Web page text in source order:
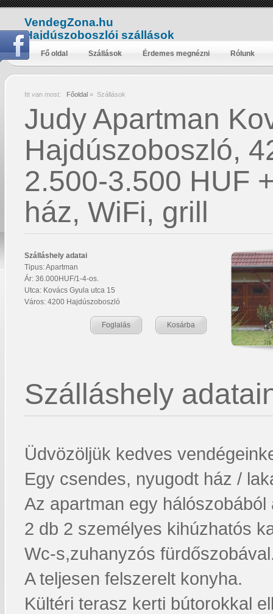
VendegZona.hu
Hajdúszoboszlói szállások
Fő oldal Szállások Érdemes megnézni Rólunk
Itt van most: Főoldal » Szállások
Judy Apartman
Hajdúszoboszló,
2.500-3.500 HUF
ház, WiFi, grill
Szálláshely adatai
Tipus: Apartman
Ár: 36.000HUF/1-4-os.
Utca: Kovács Gyula utca 15
Város: 4200 Hajdúszoboszló
Kosárba
Foglalás
Szálláshely
Üdvözöljük kedves
Egy csendes, nyugodt ház /
Az apartman egy
2 db 2 személyes kihúzhatós
Wc-s,zuhanyzós
A teljesen felszerelt konyha.
Kültéri terasz kerti bútorokkal